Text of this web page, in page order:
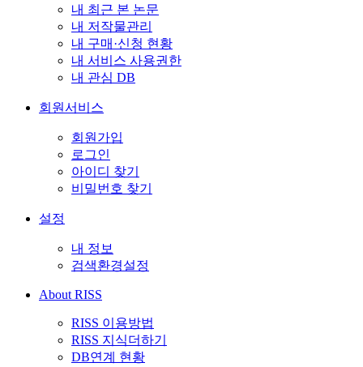
내 최근 본 논문
내 저작물관리
내 구매·신청 현황
내 서비스 사용권한
내 관심 DB
회원서비스
회원가입
로그인
아이디 찾기
비밀번호 찾기
설정
내 정보
검색환경설정
About RISS
RISS 이용방법
RISS 지식더하기
DB연계 현황